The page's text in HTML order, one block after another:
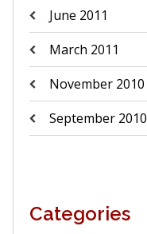
June 2011
March 2011
November 2010
September 2010
Categories